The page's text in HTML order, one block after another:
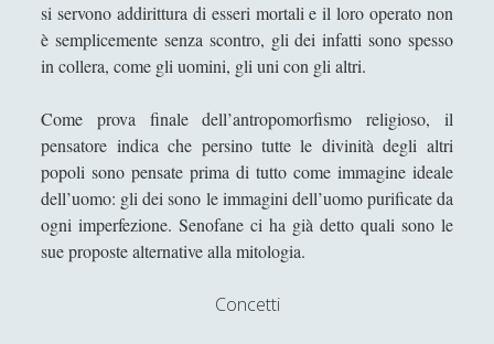
Roland Barthes e la moda che atrofizza ogni
variazione di stile (dal sigillo del "gangster" al
nomignolo del ciclista)
Scrivere di filosofia - Letteratura e filosofia a
confronto
Storie del Novecento - Il mondo diviso tra destra
e sinistra
Studiare filosofia all'Università?
filologica de ‘La Nausea’
si servono addirittura di esseri mortali e il loro operato non
è semplicemente senza scontro, gli dei infatti sono spesso
in collera, come gli uomini, gli uni con gli altri.
Come prova finale dell’antropomorfismo religioso, il
pensatore indica che persino tutte le divinità degli altri
popoli sono pensate prima di tutto come immagine ideale
dell’uomo: gli dei sono le immagini dell’uomo purificate da
ogni imperfezione. Senofane ci ha già detto quali sono le
sue proposte alternative alla mitologia.
Concetti